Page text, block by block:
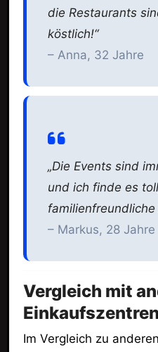
die Restaurants
köstlich!“
– Anna, 32 Jahre
„Die Events sind
und ich finde es
– Markus, 28 Jahre
Vergleich mit
Einkaufszentren
Im Vergleich zu